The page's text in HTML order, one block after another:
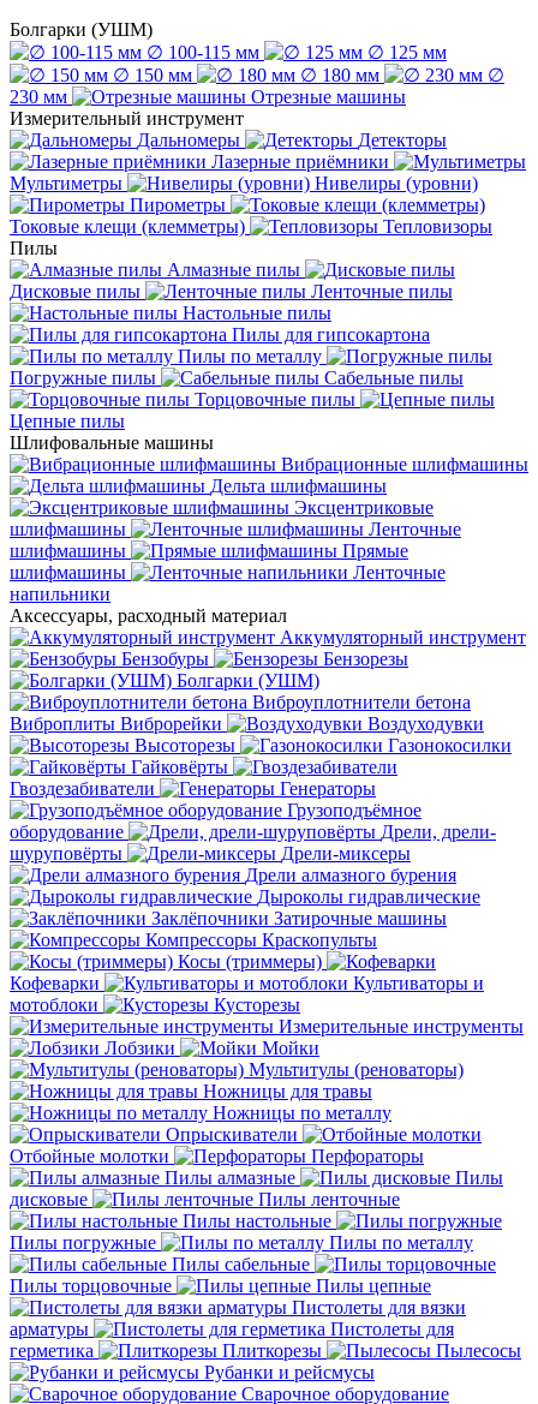
Болгарки (УШМ)
∅ 100-115 мм
∅ 125 мм
∅ 150 мм
∅ 180 мм
∅
230 мм
Отрезные машины
Измерительный инструмент
Дальномеры
Детекторы
Лазерные приёмники
Мультиметры
Нивелиры (уровни)
Пирометры
Токовые клещи (клемметры)
Тепловизоры
Пилы
Алмазные пилы
Дисковые пилы
Ленточные пилы
Настольные пилы
Пилы для гипсокартона
Пилы по металлу
Погружные пилы
Сабельные пилы
Торцовочные пилы
Цепные пилы
Шлифовальные машины
Вибрационные шлифмашины
Дельта шлифмашины
Эксцентриковые
шлифмашины
Ленточные
шлифмашины
Прямые
шлифмашины
Ленточные
напильники
Аксессуары, расходный материал
Аккумуляторный инструмент
Бензобуры
Бензорезы
Болгарки (УШМ)
Виброуплотнители бетона
Виброплиты Виброрейки
Воздуходувки
Высоторезы
Газонокосилки
Гайковёрты
Гвоздезабиватели
Генераторы
Грузоподъёмное
оборудование
Дрели, дрели-
шуруповёрты
Дрели-миксеры
Дрели алмазного бурения
Дыроколы гидравлические
Заклёпочники Затирочные машины
Компрессоры Краскопульты
Косы (триммеры)
Кофеварки
Культиваторы и
мотоблоки
Кусторезы
Измерительные инструменты
Лобзики
Мойки
Мультитулы (реноваторы)
Ножницы для травы
Ножницы по металлу
Опрыскиватели
Отбойные молотки
Перфораторы
Пилы алмазные
Пилы
дисковые
Пилы ленточные
Пилы настольные
Пилы погружные
Пилы по металлу
Пилы сабельные
Пилы торцовочные
Пилы цепные
Пистолеты для вязки
арматуры
Пистолеты для
герметика
Плиткорезы
Пылесосы
Рубанки и рейсмусы
Сварочное оборудование